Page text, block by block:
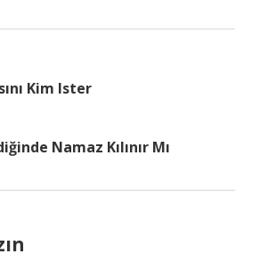
Kim Ister
Namaz Kılınır Mı